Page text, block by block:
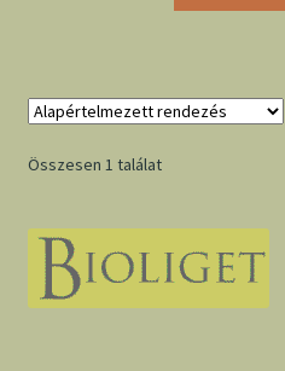
Összesen 1 találat